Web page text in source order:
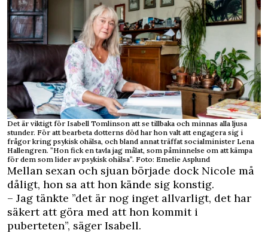
Det är viktigt för Isabell Tomlinson att se tillbaka och minnas alla ljusa
stunder. För att bearbeta dotterns död har hon valt att engagera sig i
frågor kring psykisk ohälsa, och bland annat träffat socialminister Lena
Hallengren. ”Hon fick en tavla jag målat, som påminnelse om att kämpa
för dem som lider av psykisk ohälsa”. Foto: Emelie Asplund
Mellan sexan och sjuan började dock Nicole må
dåligt, hon sa att hon kände sig konstig.
– Jag tänkte ”det är nog inget allvarligt, det har
säkert att göra med att hon kommit i
puberteten”, säger Isabell.